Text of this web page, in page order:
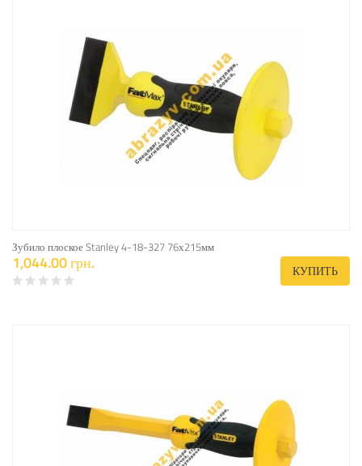
Зубило плоское Stanley 4-18-327 76х215мм
1,044.00 грн. КУПИТЬ